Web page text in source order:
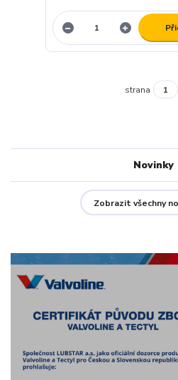
strana
Novinky
Zobrazit všechny